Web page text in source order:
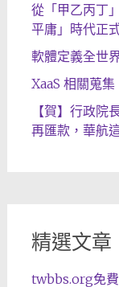
從「甲乙丙丁
平庸」時代正
軟體定義全世
XaaS 相關蒐集
【賀】行政院
再匯款，華航
精選文章
twbbs.org免費